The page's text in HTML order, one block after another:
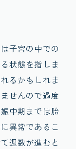
子宮の中での
状態を指しま
るかもしれま
せんので過度
中期までは胎
異常であるこ
週数が進むと